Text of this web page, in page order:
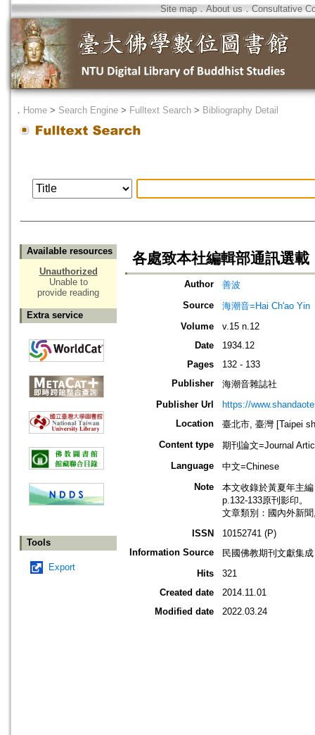
Site map．About us ． Consultative
． Home > Search Engine > Fulltext Search > Bibliography Detail
Available resources
Unauthorized
Unable to
provide reading
Extra service
Tools
Export
各處致本社編輯部通訊選載
Author
善波
Source
海潮音=Hai Ch'ao Yin
Volume
v.15 n.12
Date
1934.12
Pages
132 - 133
Publisher
海潮音雜誌社
Publisher Url
https://
Location
臺北市, 臺灣 [Taipei
Content type
期刊論文=Journal
Language
中文=Chinese
Note
本文收錄於黃夏年主
p.132-133原刊影印。
文章類別：國內外新
ISSN
10152741 (P)
Information Source
民國佛教期刊文獻集
Hits
321
Created date
2014.11.01
Modified date
2022.03.24